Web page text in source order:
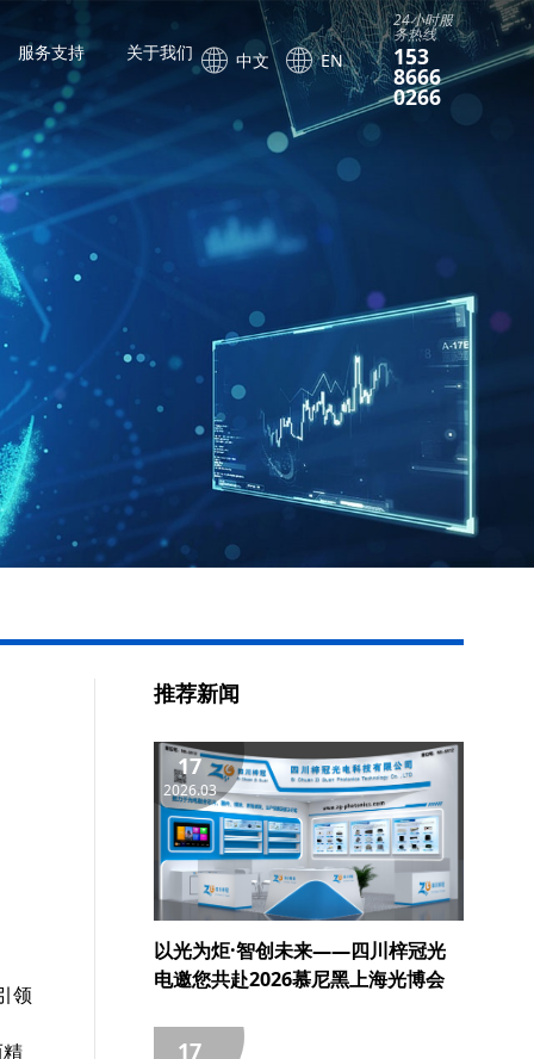
服务支持 关于我们 中文 EN
24小时服
务热线
153
8666
0266
领
推荐新闻
17
2026.03
以光为炬·智创未来——四川梓冠光
电邀您共赴2026慕尼黑上海光博会
17